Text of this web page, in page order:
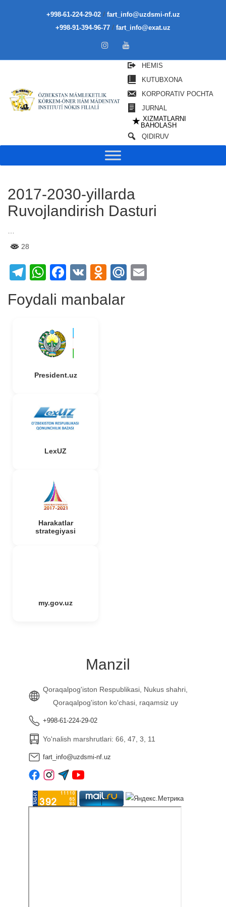
+998-61-224-29-02/ fart_info@uzdsmi-nf.uz
+998-91-394-96-77 / fart_info@exat.uz
HEMIS
KUTUBXONA
KORPORATIV POCHTA
JURNAL
★ XIZMATLARNI
BAHOLASH
QIDIRUV
2017-2030-yillarda
Ruvojlandirish Dasturi
28
Telegram
WhatsApp
Facebook
VK Odnoklassniki
Mail.Ru
Foydali manbalar
President.uz
LexUZ
Harakatlar
strategiyasi
my.gov.uz
Manzil
Qoraqalpog'iston Respublikasi, Nukus shahri,
Qoraqalpog'iston ko'chasi, raqamsiz uy
+998-61-224-29-02
Yo'nalish marshrutlari: 66, 47, 3, 11
fart_info@uzdsmi-nf.uz